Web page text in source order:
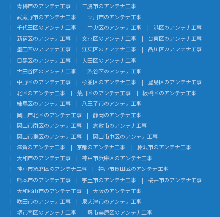
青梅市のアンテナ工事
三鷹市のアンテナ工事
武蔵野市のアンテナ工事
立川市のアンテナ工事
千代田区のアンテナ工事
中央区のアンテナ工事
港区のアンテナ工事
新宿区のアンテナ工事
文京区のアンテナ工事
台東区のアンテナ工事
墨田区のアンテナ工事
江東区のアンテナ工事
品川区のアンテナ工事
目黒区のアンテナ工事
大田区のアンテナ工事
世田谷区のアンテナ工事
渋谷区のアンテナ工事
中野区のアンテナ工事
杉並区のアンテナ工事
豊島区のアンテナ工事
北区のアンテナ工事
荒川区のアンテナ工事
板橋区のアンテナ工事
練馬区のアンテナ工事
八王子市のアンテナ工事
岡山市北区のアンテナ工事
静岡のアンテナ工事
岡山市南区のアンテナ工事
倉敷市のアンテナ工事
岡山市東区のアンテナ工事
岡山市中区のアンテナ工事
滋賀のアンテナ工事
京都のアンテナ工事
藤沢市のアンテナ工事
大和市のアンテナ工事
神戸市兵庫区のアンテナ工事
神戸市須磨区のアンテナ工事
神戸市長田区のアンテナ工事
熊本市のアンテナ工事
宇土市のアンテナ工事
桜井市のアンテナ工事
大和郡山市のアンテナ工事
大阪のアンテナ工事
吹田市のアンテナ工事
泉大津市のアンテナ工事
堺市南区のアンテナ工事
堺市美原区のアンテナ工事